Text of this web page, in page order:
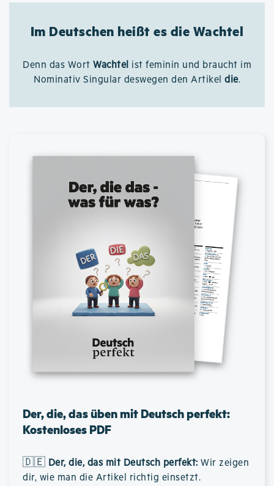
Im Deutschen heißt es die Wachtel
Denn das Wort Wachtel ist feminin und braucht im
Nominativ Singular deswegen den Artikel die.
Der, die, das üben mit Deutsch perfekt:
Kostenloses PDF
🇩🇪 Der, die, das mit Deutsch perfekt: Wir zeigen
dir, wie man die Artikel richtig einsetzt.